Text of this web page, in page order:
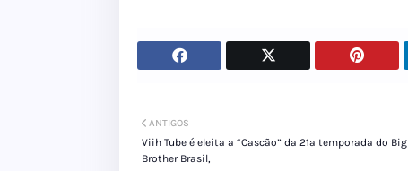
ANTIGOS
Viih Tube é eleita a “Cascão” da 21ª temporada do Big
Brother Brasil,